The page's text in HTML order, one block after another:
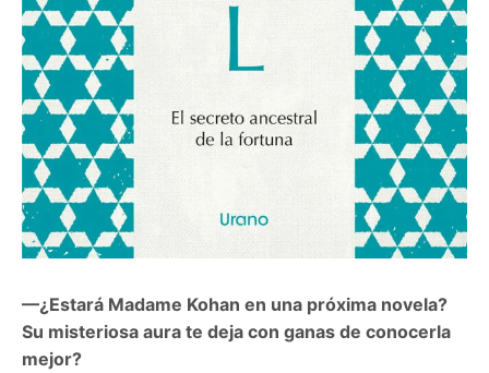
—¿Estará Madame Kohan en una próxima novela?
Su misteriosa aura te deja con ganas de conocerla
mejor?